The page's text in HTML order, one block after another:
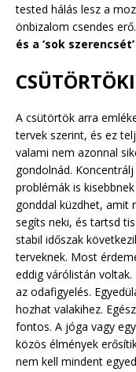
tested hálás lesz a
önbizalom csendes erő.
és a ‘sok
A csütörtök arra
tervek szerint, és ez
valami nem azonnal
gondolnád.
problémák is
gonddal küzdhet, amit
segíts neki, és tartsd
stabil időszak
terveknek. Most
eddig várólistán
az odafigyelés.
hozhat valakihez.
fontos. A jóga vagy
közös élmények
nem kell mindent